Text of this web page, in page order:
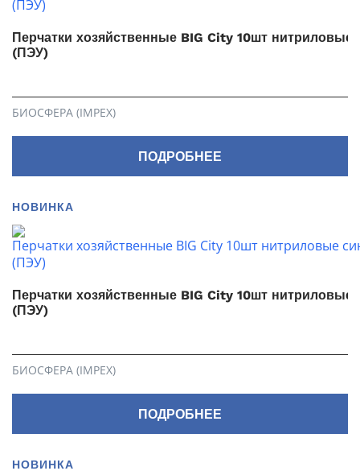
Перчатки хозяйственные BIG City 10шт нитриловые
(ПЭУ)
БИОСФЕРА (IMPEX)
ПОДРОБНЕЕ
НОВИНКА
Перчатки хозяйственные BIG City 10шт нитриловые
(ПЭУ)
БИОСФЕРА (IMPEX)
ПОДРОБНЕЕ
НОВИНКА